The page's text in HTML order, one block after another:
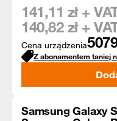
Cena urządzenia
141,11 zł +
140,82 zł +
Z abonamentem taniej
Samsung Galaxy